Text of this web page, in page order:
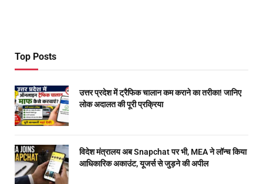
Top Posts
उत्तर प्रदेश में ट्रैफिक चालान कम कराने का तरीका! जानिए
लोक अदालत की पूरी प्रक्रिया
विदेश मंत्रालय अब Snapchat पर भी, MEA ने लॉन्च किया
आधिकारिक अकाउंट, यूजर्स से जुड़ने की अपील